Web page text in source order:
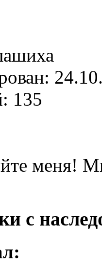
135
меня!
с